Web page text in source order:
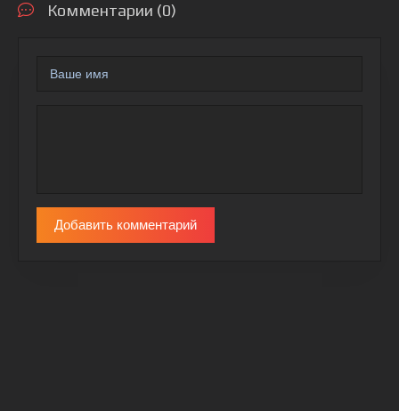
Комментарии (0)
Добавить комментарий